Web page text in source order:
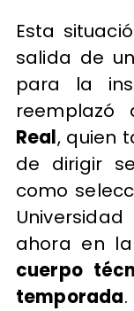
Esta
salida de
para la
reemplazó
Real, quien
de dirigir
como
ahora en
cuerpo
temporada.